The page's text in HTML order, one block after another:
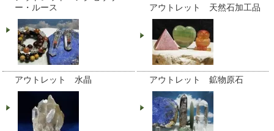
ー・ルース
アウトレット 天然石加工品
アウトレット 水晶 アウトレット 鉱物原石